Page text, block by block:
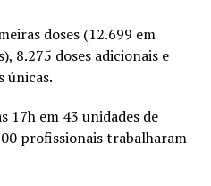
doses (12.699 em
8.275 doses adicionais e
únicas.
17h em 43 unidades de
profissionais trabalharam